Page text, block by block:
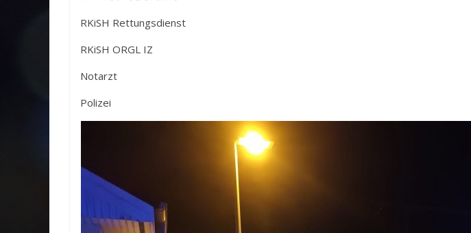
RKiSH Rettungsdienst
RKiSH ORGL IZ
Notarzt
Polizei